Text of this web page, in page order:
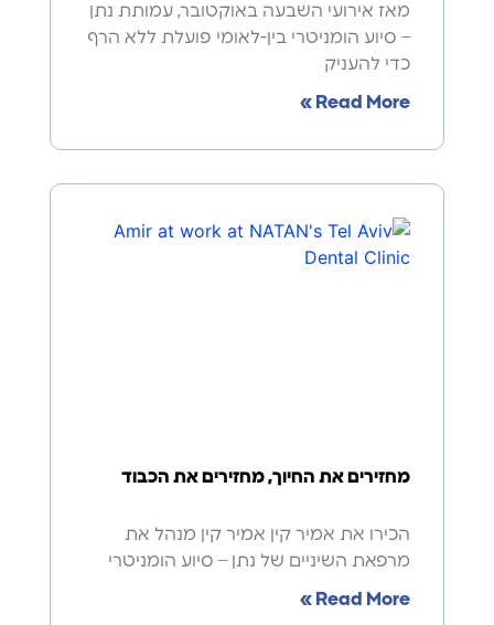
מאז אירועי השבעה באוקטובר, עמותת נתן
– סיוע הומניטרי בין-לאומי פועלת ללא הרף
כדי להעניק
Read More »
מחזירים את החיוך, מחזירים את הכבוד
הכירו את אמיר קין אמיר קין מנהל את
מרפאת השיניים של נתן – סיוע הומניטרי
Read More »